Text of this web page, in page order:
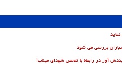
بررسی می شود
آور در رابطه با تفحص شهدای میناب!